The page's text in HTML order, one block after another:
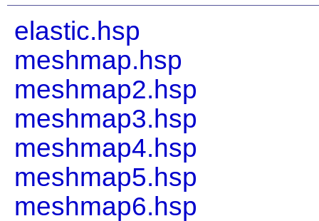
elastic.hsp
meshmap.hsp
meshmap2.hsp
meshmap3.hsp
meshmap4.hsp
meshmap5.hsp
meshmap6.hsp